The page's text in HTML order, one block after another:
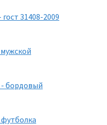
31408-2009
бордовый